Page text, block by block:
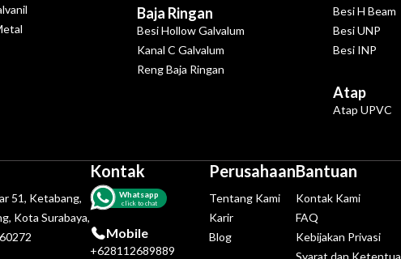
Baja Ringan
Besi Hollow Galvalum
Kanal C Galvalum
Reng Baja Ringan
Besi H Beam
Besi UNP
Besi INP
Atap
Atap UPVC
51, Ketabang,
Kota Surabaya,
Kontak
Whatsapp
click to chat
Mobile
+628112689889
Perusahaan
Tentang Kami
Karir
Blog
Bantuan
Kontak Kami
FAQ
Kebijakan Privasi
Syarat dan